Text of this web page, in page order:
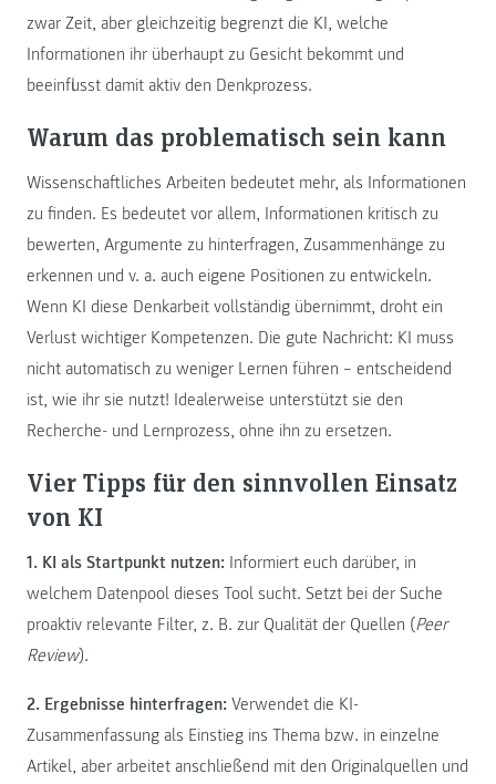
zwar Zeit, aber gleichzeitig begrenzt die KI, welche
Informationen ihr überhaupt zu Gesicht bekommt und
beeinflusst damit aktiv den Denkprozess.
Warum das problematisch sein kann
Wissenschaftliches Arbeiten bedeutet mehr, als Informationen
zu finden. Es bedeutet vor allem, Informationen kritisch zu
bewerten, Argumente zu hinterfragen, Zusammenhänge zu
erkennen und v. a. auch eigene Positionen zu entwickeln.
Wenn KI diese Denkarbeit vollständig übernimmt, droht ein
Verlust wichtiger Kompetenzen. Die gute Nachricht: KI muss
nicht automatisch zu weniger Lernen führen – entscheidend
ist, wie ihr sie nutzt! Idealerweise unterstützt sie den
Recherche- und Lernprozess, ohne ihn zu ersetzen.
Vier Tipps für den sinnvollen Einsatz
von KI
1. KI als Startpunkt nutzen: Informiert euch darüber, in
welchem Datenpool dieses Tool sucht. Setzt bei der Suche
proaktiv relevante Filter, z. B. zur Qualität der Quellen (Peer
Review).
2. Ergebnisse hinterfragen: Verwendet die KI-
Zusammenfassung als Einstieg ins Thema bzw. in einzelne
Artikel, aber arbeitet anschließend mit den Originalquellen und